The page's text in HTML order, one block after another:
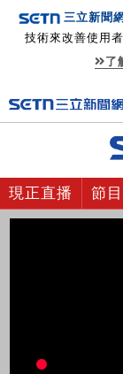
三立新聞網
技術來改善使用
了
現正直播 節目